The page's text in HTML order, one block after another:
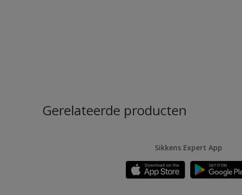
Gerelateerde producten
Sikkens Expert App